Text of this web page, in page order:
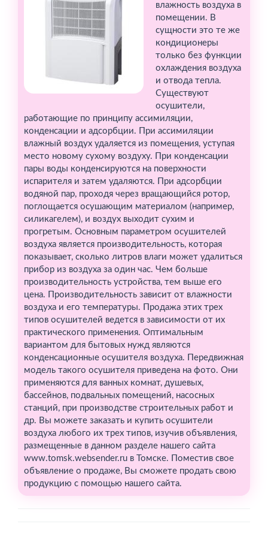
влажность воздуха в
помещении. В
сущности это те же
кондиционеры
только без функции
охлаждения воздуха
и отвода тепла.
Существуют
осушители,
работающие по принципу ассимиляции,
конденсации и адсорбции. При ассимиляции
влажный воздух удаляется из помещения, уступая
место новому сухому воздуху. При конденсации
пары воды конденсируются на поверхности
испарителя и затем удаляются. При адсорбции
водяной пар, проходя через вращающийся ротор,
поглощается осушающим материалом (например,
силикагелем), и воздух выходит сухим и
прогретым. Основным параметром осушителей
воздуха является производительность, которая
показывает, сколько литров влаги может удалиться
прибор из воздуха за один час. Чем больше
производительность устройства, тем выше его
цена. Производительность зависит от влажности
воздуха и его температуры. Продажа этих трех
типов осушителей ведется в зависимости от их
практического применения. Оптимальным
вариантом для бытовых нужд являются
конденсационные осушителя воздуха. Передвижная
модель такого осушителя приведена на фото. Они
применяются для ванных комнат, душевых,
бассейнов, подвальных помещений, насосных
станций, при производстве строительных работ и
др. Вы можете заказать и купить осушители
воздуха любого их трех типов, изучив объявления,
размещенные в данном разделе нашего сайта
www.tomsk.websender.ru в Томске. Поместив свое
объявление о продаже, Вы сможете продать свою
продукцию с помощью нашего сайта.